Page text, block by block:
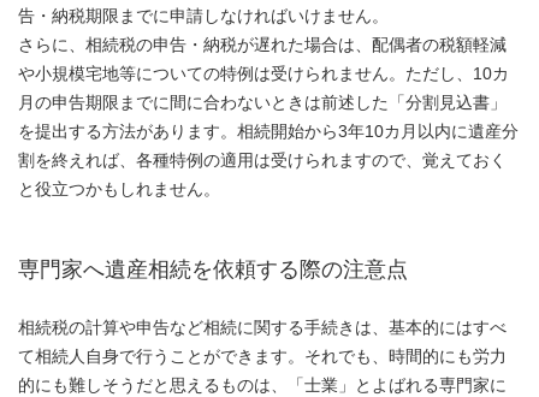
告・納税期限までに申請しなければいけません。
さらに、相続税の申告・納税が遅れた場合は、配偶者の税額軽減
や小規模宅地等についての特例は受けられません。ただし、10カ
月の申告期限までに間に合わないときは前述した「分割見込書」
を提出する方法があります。相続開始から3年10カ月以内に遺産分
割を終えれば、各種特例の適用は受けられますので、覚えておく
と役立つかもしれません。
専門家へ遺産相続を依頼する際の注意点
相続税の計算や申告など相続に関する手続きは、基本的にはすべ
て相続人自身で行うことができます。それでも、時間的にも労力
的にも難しそうだと思えるものは、「士業」とよばれる専門家に